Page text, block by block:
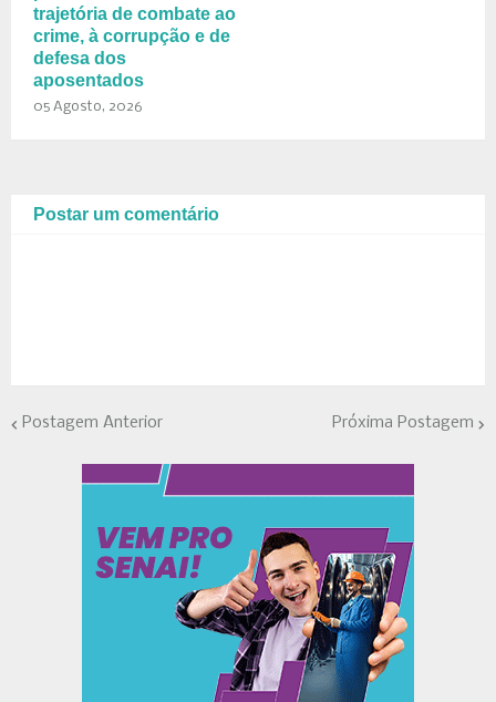
trajetória de combate ao
crime, à corrupção e de
defesa dos
aposentados
05 Agosto, 2026
Postar um comentário
Postagem Anterior Próxima Postagem